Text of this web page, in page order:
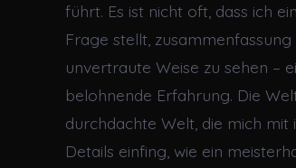
führt. Es ist nicht oft, dass ich
Frage stellt,
unvertraute Weise zu sehen –
belohnende Erfahrung. Die
durchdachte Welt, die mich
Details einfing, wie ein